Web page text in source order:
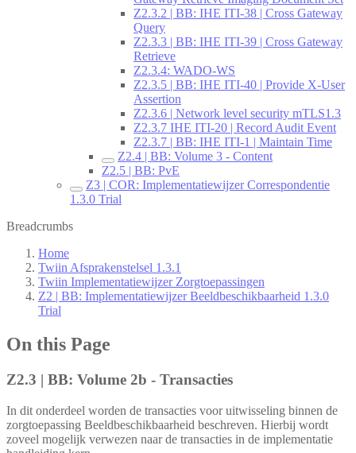
Z2.3.2 | BB: IHE ITI-38 | Cross Gateway
Query
Z2.3.3 | BB: IHE ITI-39 | Cross Gateway
Retrieve
Z2.3.4: WADO-WS
Z2.3.5 | BB: IHE ITI-40 | Provide X-User
Assertion
Z2.3.6 | Network level security mTLS1.3
Z2.3.7 IHE ITI-20 | Record Audit Event
Z2.3.7 | BB: IHE ITI-1 | Maintain Time
Z2.4 | BB: Volume 3 - Content
Z2.5 | BB: PvE
Z3 | COR: Implementatiewijzer Correspondentie
1.3.0 Trial
Breadcrumbs
Home
Twiin Afsprakenstelsel 1.3.1
Twiin Implementatiewijzer Zorgtoepassingen
Z2 | BB: Implementatiewijzer Beeldbeschikbaarheid 1.3.0
Trial
On this Page
Z2.3 | BB: Volume 2b - Transacties
In dit onderdeel worden de transacties voor uitwisseling binnen de
zorgtoepassing Beeldbeschikbaarheid beschreven. Hierbij wordt
zoveel mogelijk verwezen naar de transacties in de implementatie